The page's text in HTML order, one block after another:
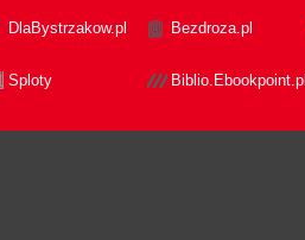
DlaBystrzakow.pl Bezdroza.pl
Sploty Biblio.Ebookpoint.pl